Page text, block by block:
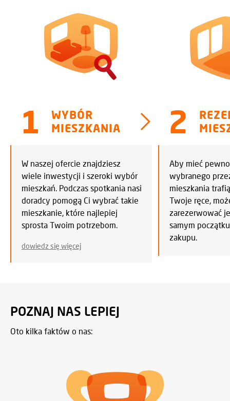
WYBÓR
MIESZKANIA
W naszej ofercie znajdziesz
wiele inwestycji i szeroki wybór
mieszkań. Podczas spotkania nasi
doradcy pomogą Ci wybrać takie
mieszkanie, które najlepiej
sprosta Twoim potrzebom.
dowiedz się więcej
Aby mieć
wybranego
mieszkania
Twoje ręce,
zarezerwować
samym
zakupu.
POZNAJ NAS LEPIEJ
Oto kilka faktów o nas: